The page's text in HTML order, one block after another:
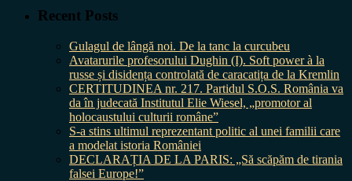
Recent Posts
Gulagul de lângă noi. De la tanc la curcubeu
Avatarurile profesorului Dughin (I). Soft power à la
russe și disidența controlată de caracatița de la Kremlin
CERTITUDINEA nr. 217. Partidul S.O.S. România va
da în judecată Institutul Elie Wiesel, „promotor al
holocaustului culturii române”
S-a stins ultimul reprezentant politic al unei familii care
a modelat istoria României
DECLARAȚIA DE LA PARIS: „Să scăpăm de tirania
falsei Europe!”